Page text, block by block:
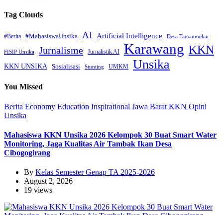
Tag Clouds
#Berita #MahasiswaUnsika AI Artificial Intelligence Desa Tamanmekar
FISIP Unsika Jurnalisme Jurnalistik AI Karawang KKN
KKN UNSIKA Sosialisasi Stunting UMKM Unsika
You Missed
Berita Economy Education Inspirational Jawa Barat KKN Opini
Unsika
Mahasiswa KKN Unsika 2026 Kelompok 30 Buat Smart Water
Monitoring, Jaga Kualitas Air Tambak Ikan Desa
Cibogogirang
By Kelas Semester Genap TA 2025-2026
August 2, 2026
19 views